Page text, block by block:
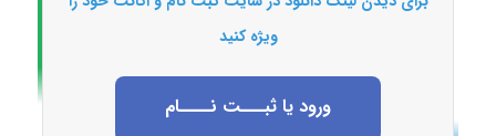
ویژه کنید
ورود یا ثبـــت نــــام